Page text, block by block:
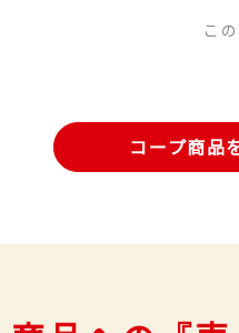
こ
コープ商品